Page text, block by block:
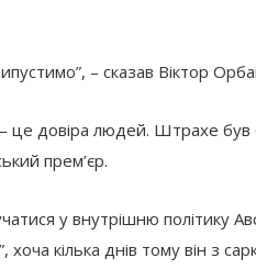
– сказав Віктор
це довіра людей. Штрахе був
прем’єр.
у внутрішню політику
хоча кілька днів тому він з